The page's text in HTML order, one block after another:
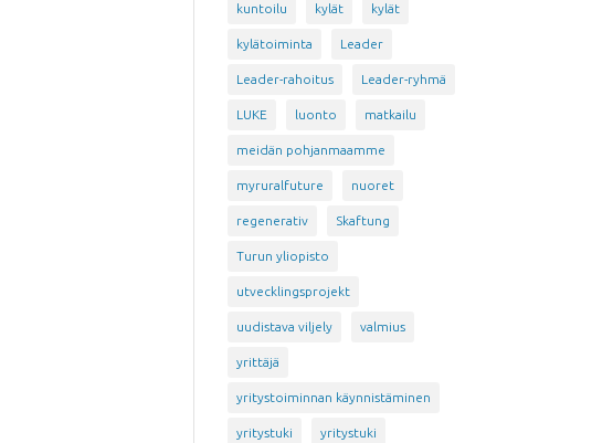
kuntoilu kylät kylät
kylätoiminta Leader
Leader-rahoitus Leader-ryhmä
LUKE luonto matkailu
meidän pohjanmaamme
myruralfuture nuoret
regenerativ Skaftung
Turun yliopisto
utvecklingsprojekt
uudistava viljely valmius
yrittäjä
yritystoiminnan käynnistäminen
yritystuki yritystuki